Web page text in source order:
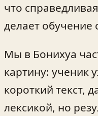
что
делает обучение
Мы в Бонихуа
картину: ученик
короткий текст,
лексикой, но